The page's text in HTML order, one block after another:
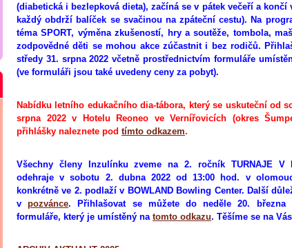
(diabetická i bezlepková dieta), začíná se v pátek večeří a končí
každý obdrží balíček se svačinou na zpáteční cestu). Na
téma SPORT, výměna zkušeností, hry a soutěže, tombola,
zodpovědné děti se mohou akce zúčastnit i bez rodičů.
středy 31. srpna 2022 včetně prostřednictvím formuláře
(ve formuláři jsou také uvedeny ceny za pobyt).
Nabídku letního edukačního dia-tábora, který se uskuteční od
srpna 2022 v Hotelu Reoneo ve Vernířovicích (okres
přihlášky naleznete pod tímto odkazem.
Všechny členy Inzulínku zveme na 2. ročník TURNAJE V
odehraje v sobotu 2. dubna 2022 od 13:00 hod. v
konkrétně ve 2. podlaží v BOWLAND Bowling Center. Další
vpozvánce. Přihlašovat se můžete do neděle 20. března
formuláře, který je umístěný na tomto odkazu. Těšíme se na